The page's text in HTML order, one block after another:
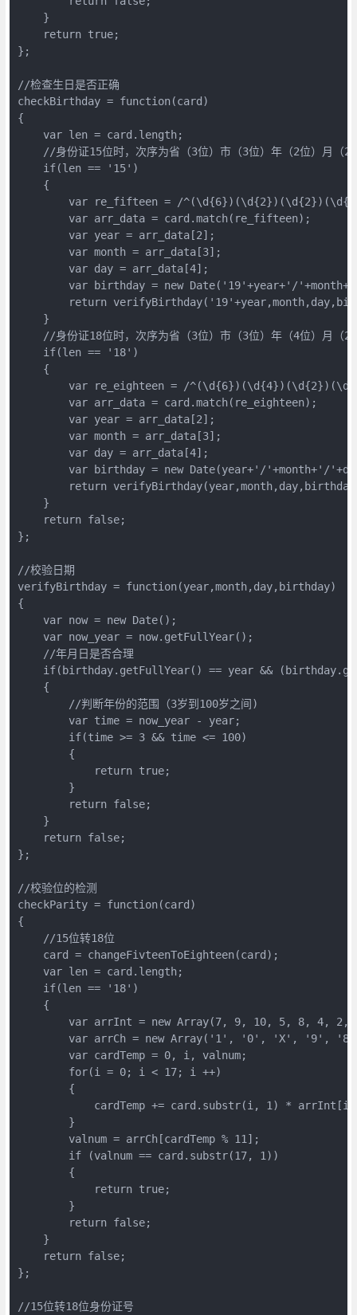
    }
    return true;
};
//检查生日是否正确
checkBirthday = function(card)
{
    var len = card.length;
//身份证15位时，次序为省（3位）市（3位）年（2位）月（
    if(len == '15')
    {
var re_fifteen = /
        var arr_data = card.match(re_fifteen);
        var year = arr_data[2];
        var month = arr_data[3];
        var day = arr_data[4];
var birthday = new Date('19'+year+'/
return
    }
//身份证18位时，次序为省（3位）市（3位）年（4位）月
    if(len == '18')
    {
var re_eighteen = /
        var arr_data = card.match(re_eighteen);
        var year = arr_data[2];
        var month = arr_data[3];
        var day = arr_data[4];
var birthday = new Date(year+'/'+month+'/
return
    }
    return false;
};
//校验日期
verifyBirthday = function(year,month,day,birthday)
{
    var now = new Date();
    var now_year = now.getFullYear();
    //年月日是否合理
if(birthday.getFullYear() == year &&
    {
        //判断年份的范围（3岁到100岁之间)
        var time = now_year - year;
        if(time >= 3 && time <= 100)
        {
            return true;
        }
        return false;
    }
    return false;
};
//校验位的检测
checkParity = function(card)
{
    //15位转18位
    card = changeFivteenToEighteen(card);
    var len = card.length;
    if(len == '18')
    {
var arrInt = new Array(7, 9, 10, 5, 8, 4,
var arrCh = new Array('1', '0', 'X', '9',
        var cardTemp = 0, i, valnum;
        for(i = 0; i < 17; i ++)
        {
cardTemp += card.substr(i, 1) *
        }
        valnum = arrCh[cardTemp % 11];
        if (valnum == card.substr(17, 1))
        {
            return true;
        }
        return false;
    }
    return false;
};
//15位转18位身份证号